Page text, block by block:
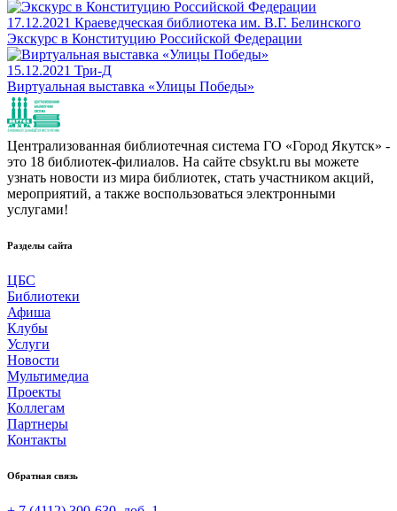
17.12.2021 Краеведческая библиотека им. В.Г. Белинского
Экскурс в Конституцию Российской Федерации
15.12.2021 Три-Д
Виртуальная выставка «Улицы Победы»
Централизованная библиотечная система ГО «Город Якутск» -
это 18 библиотек-филиалов. На сайте cbsykt.ru вы можете
узнать новости из мира библиотек, стать участником акций,
мероприятий, а также воспользоваться электронными
услугами!
Разделы сайта
ЦБС
Библиотеки
Афиша
Клубы
Услуги
Новости
Мультимедиа
Проекты
Коллегам
Партнеры
Контакты
Обратная связь